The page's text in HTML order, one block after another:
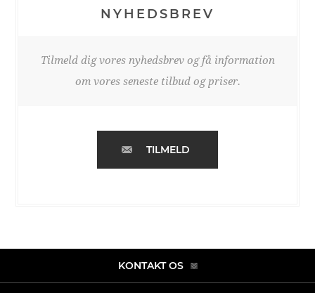
NYHEDSBREV
Tilmeld dig vores nyhedsbrev og få information
om vores seneste tilbud og priser.
TILMELD
KONTAKT OS